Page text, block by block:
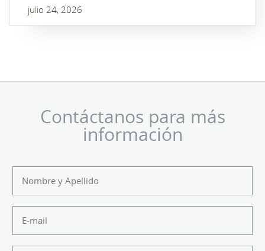
julio 24, 2026
Contáctanos para más
información